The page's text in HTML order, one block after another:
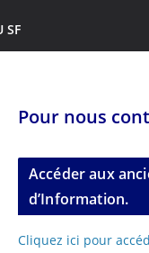
SF
Pour nous
Accéder aux
d’Information.
Cliquez ici pour